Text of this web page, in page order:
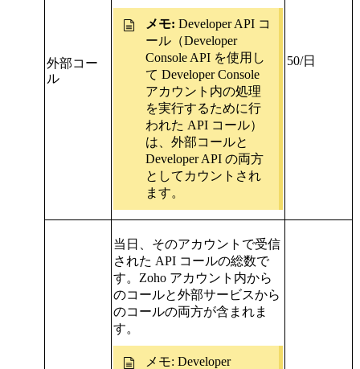
外部コー
ル
メモ: Developer API コ
ール（Developer
Console API を使用し
て Developer Console
アカウント内の処理
を実行するために行
われた API コール）
は、外部コールと
Developer API の両方
としてカウントされ
ます。
50/日
当日、そのアカウントで受信
された API コールの総数で
す。Zoho アカウント内から
のコールと外部サービスから
のコールの両方が含まれま
す。
メモ: Developer